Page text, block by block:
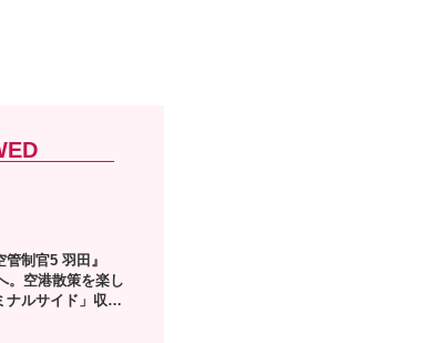
管制官5 羽田』
。空港散策を楽し
ナルサイド」収録